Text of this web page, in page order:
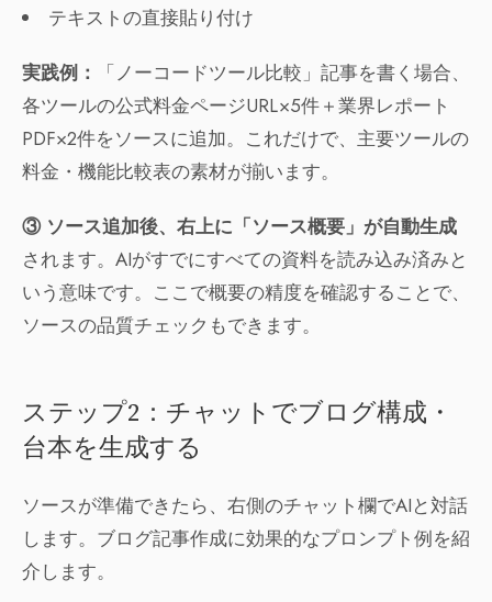
テキストの直接貼り付け
実践例：
「ノーコードツール比較」記事を書く場合、
各ツールの公式料金ページURL×5件＋業界レポート
PDF×2件をソースに追加。これだけで、主要ツールの
料金・機能比較表の素材が揃います。
③ ソース追加後、右上に「ソース概要」が自動生成
されます。AIがすでにすべての資料を読み込み済みと
いう意味です。ここで概要の精度を確認することで、
ソースの品質チェックもできます。
ステップ2：チャットでブログ構成・
台本を生成する
ソースが準備できたら、右側のチャット欄でAIと対話
します。ブログ記事作成に効果的なプロンプト例を紹
介します。